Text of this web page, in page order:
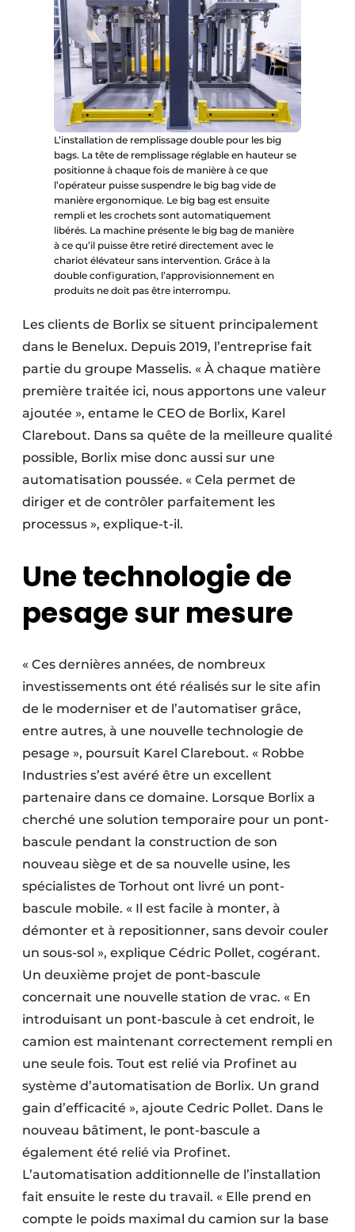
L’installation de remplissage double pour les big
bags. La tête de remplissage réglable en hauteur se
positionne à chaque fois de manière à ce que
l’opérateur puisse suspendre le big bag vide de
manière ergonomique. Le big bag est ensuite
rempli et les crochets sont automatiquement
libérés. La machine présente le big bag de manière
à ce qu’il puisse être retiré directement avec le
chariot élévateur sans intervention. Grâce à la
double configuration, l’approvisionnement en
produits ne doit pas être interrompu.
Les clients de Borlix se situent principalement
dans le Benelux. Depuis 2019, l’entreprise fait
partie du groupe Masselis. « À chaque matière
première traitée ici, nous apportons une valeur
ajoutée », entame le CEO de Borlix, Karel
Clarebout. Dans sa quête de la meilleure qualité
possible, Borlix mise donc aussi sur une
automatisation poussée. « Cela permet de
diriger et de contrôler parfaitement les
processus », explique-t-il.
Une technologie de
pesage sur mesure
« Ces dernières années, de nombreux
investissements ont été réalisés sur le site afin
de le moderniser et de l’automatiser grâce,
entre autres, à une nouvelle technologie de
pesage », poursuit Karel Clarebout. « Robbe
Industries s’est avéré être un excellent
partenaire dans ce domaine. Lorsque Borlix a
cherché une solution temporaire pour un pont-
bascule pendant la construction de son
nouveau siège et de sa nouvelle usine, les
spécialistes de Torhout ont livré un pont-
bascule mobile. « Il est facile à monter, à
démonter et à repositionner, sans devoir couler
un sous-sol », explique Cédric Pollet, cogérant.
Un deuxième projet de pont-bascule
concernait une nouvelle station de vrac. « En
introduisant un pont-bascule à cet endroit, le
camion est maintenant correctement rempli en
une seule fois. Tout est relié via Profinet au
système d’automatisation de Borlix. Un grand
gain d’efficacité », ajoute Cedric Pollet. Dans le
nouveau bâtiment, le pont-bascule a
également été relié via Profinet.
L’automatisation additionnelle de l’installation
fait ensuite le reste du travail. « Elle prend en
compte le poids maximal du camion sur la base